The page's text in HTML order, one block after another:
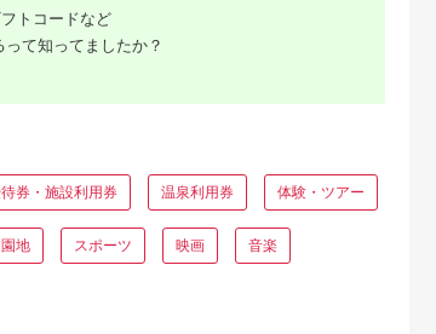
トコードなど
て知ってましたか？
券・施設利用券 温泉利用券 体験・ツアー
地 スポーツ 映画 音楽